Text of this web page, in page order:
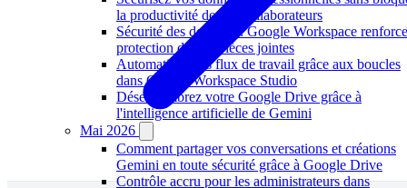
la productivité de vos collaborateurs
Sécurité des données : Google Workspace
protection de vos pièces jointes
Automatisez vos flux de travail grâce aux boucles
dans Google Workspace Studio
Désencombrez votre Google Drive grâce à
l'intelligence artificielle de Gemini
Mai 2026
Comment partager vos conversations et créations
Gemini en toute sécurité grâce à Google Drive
Contrôle accru pour les administrateurs dans